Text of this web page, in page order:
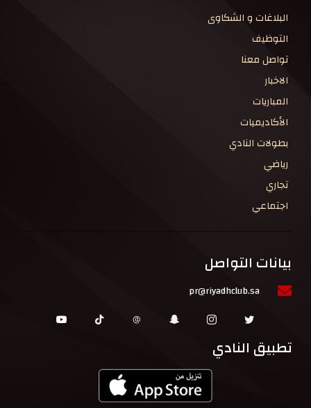
البلاغات و الشكاوى
التوظيف
تواصل معنا
الاخبار
المباريات
الأكاديميات
بطولات النادي
رياضي
تجاري
اجتماعي
بيانات التواصل
pr@riyadhclub.sa
تطبيق النادي